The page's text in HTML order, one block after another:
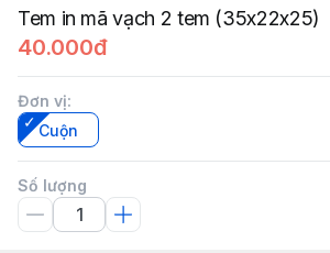
Tem in mã vạch 2 tem (35x22x25)
40.000đ
Đơn vị:
Cuộn
Số lượng